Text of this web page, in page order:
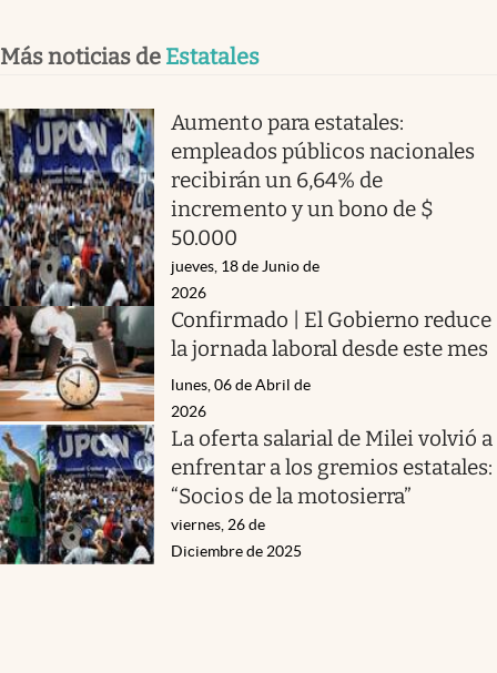
Más noticias de Estatales
Aumento para estatales:
empleados públicos nacionales
recibirán un 6,64% de
incremento y un bono de $
50.000
jueves, 18 de Junio de
2026
Confirmado | El Gobierno reduce
la jornada laboral desde este mes
lunes, 06 de Abril de
2026
La oferta salarial de Milei volvió a
enfrentar a los gremios estatales:
“Socios de la motosierra”
viernes, 26 de
Diciembre de 2025